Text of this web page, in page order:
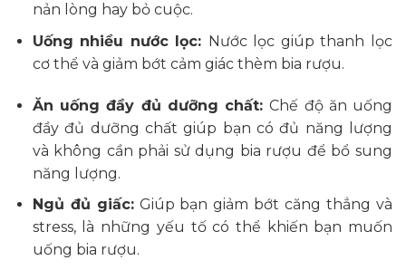
nản lòng hay bỏ cuộc.
Uống nhiều nước lọc: Nước lọc giúp thanh lọc
cơ thể và giảm bớt cảm giác thèm bia rượu.
Ăn uống đầy đủ dưỡng chất:Chế độ ăn uống
đầy đủ dưỡng chất giúp bạn có đủ năng lượng
và không cần phải sử dụng bia rượu để bổ sung
năng lượng.
Ngủ đủ giấc:Giúp bạn giảm bớt căng thẳng và
stress, là những yếu tố có thể khiến bạn muốn
uống bia rượu.